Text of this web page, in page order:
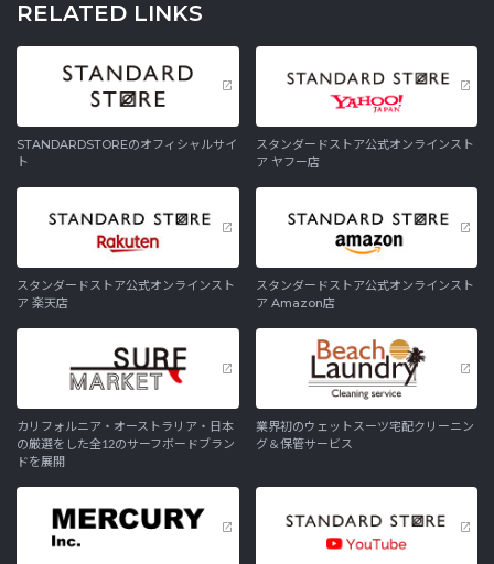
RELATED LINKS
STANDARDSTOREのオフィシャルサイ
ト
スタンダードストア公式オンラインスト
ア ヤフー店
スタンダードストア公式オンラインスト
ア 楽天店
スタンダードストア公式オンラインスト
ア Amazon店
カリフォルニア・オーストラリア・日本
の厳選をした全12のサーフボードブラン
ドを展開
業界初のウェットスーツ宅配クリーニン
グ＆保管サービス